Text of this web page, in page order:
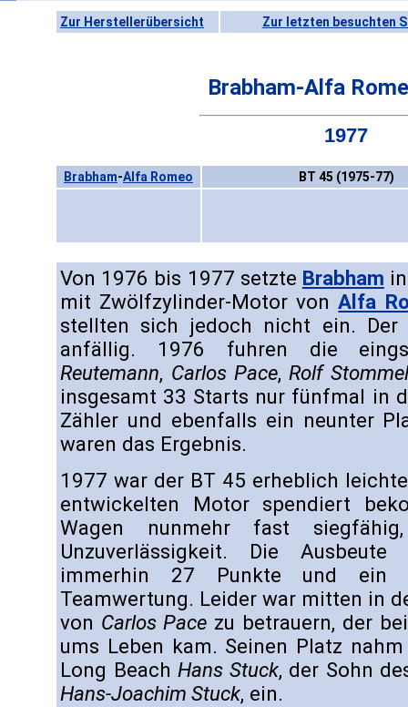
Zur Herstellerübersicht Zur letzten besuchten
Brabham-Alfa
1977
Brabham-Alfa Romeo BT 45 (1975-77)
Von 1976 bis 1977 setzte Brabham
mit Zwölfzylinder-Motor vonAlfa
stellten sich jedoch nicht ein. Der
anfällig. 1976 fuhren die
Reutemann, Carlos Pace,Rolf
insgesamt 33 Starts nur fünfmal in
Zähler und ebenfalls ein neunter
waren das Ergebnis.
1977 war der BT 45 erheblich
entwickelten Motor spendiert
Wagen nunmehr fast
Unzuverlässigkeit. Die
immerhin 27 Punkte und
Teamwertung. Leider war mitten in
von Carlos Pace zu betrauern, der
ums Leben kam. Seinen Platz
Long Beach Hans Stuck, der Sohn
Hans-Joachim Stuck, ein.